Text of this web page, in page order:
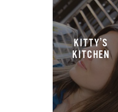
KITTY’S
KITCHEN